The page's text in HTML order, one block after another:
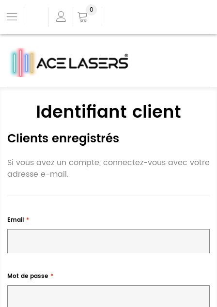
0
Identifiant client
Clients enregistrés
Si vous avez un compte, connectez-vous avec votre
adresse e-mail.
Email
Mot de passe